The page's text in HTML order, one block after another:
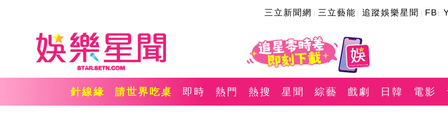
三立新聞網 三立藝能 追蹤娛樂星聞 FB
針線緣 請世界吃桌 即時 熱門 熱搜 星聞 綜藝 戲劇 日韓 電影